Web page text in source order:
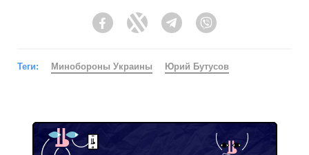
FacebookTwitter Telegram
Теги: Минобороны Украины Юрий Бутусов